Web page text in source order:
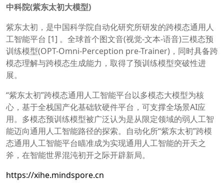
中科院(紫东太初大模型)
紫东太初，是中国科学院自动化研究所研发的跨模态通用人
工智能平台 [1] 。全球首个图文音(视觉-文本-语音)三模态预
训练模型(OPT-Omni-Perception pre-Trainer)，同时具备跨
模态理解与跨模态生成能力，取得了预训练模型突破性进
展。
“紫东太初”跨模态通用人工智能平台以多模态大模型为核
心，基于全栈国产化基础软硬件平台，可支撑全场景AI应
用。多模态预训练模型被广泛认为是从限定领域的弱人工智
能迈向通用人工智能路径的探索。自动化所“紫东太初”跨模
态通用人工智能平台瞄准成为实现通用人工智能的开天之
斧，在智能世界混沌初开之际开辟新局。
https://xihe.mindspore.cn